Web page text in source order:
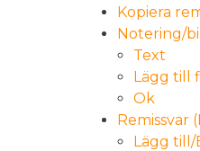
Kopiera
Notering/
Text
Lägg till
Ok
Remissvar
Lägg till/